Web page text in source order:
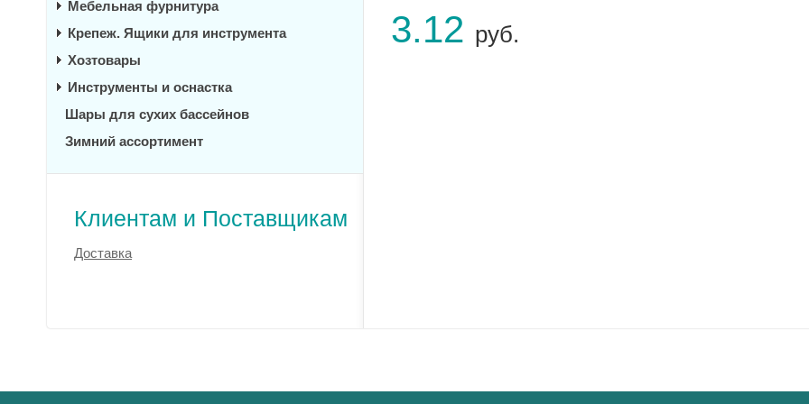
3.12 руб.
Мебельная фурнитура
Крепеж. Ящики для инструмента
Хозтовары
Инструменты и оснастка
Шары для сухих бассейнов
Зимний ассортимент
Клиентам и Поставщикам
Доставка